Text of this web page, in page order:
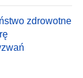
zdrowotne